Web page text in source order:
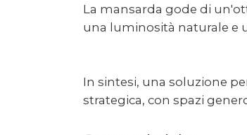
La mansarda gode di
una luminosità naturale e
In sintesi, una soluzione
strategica, con spazi